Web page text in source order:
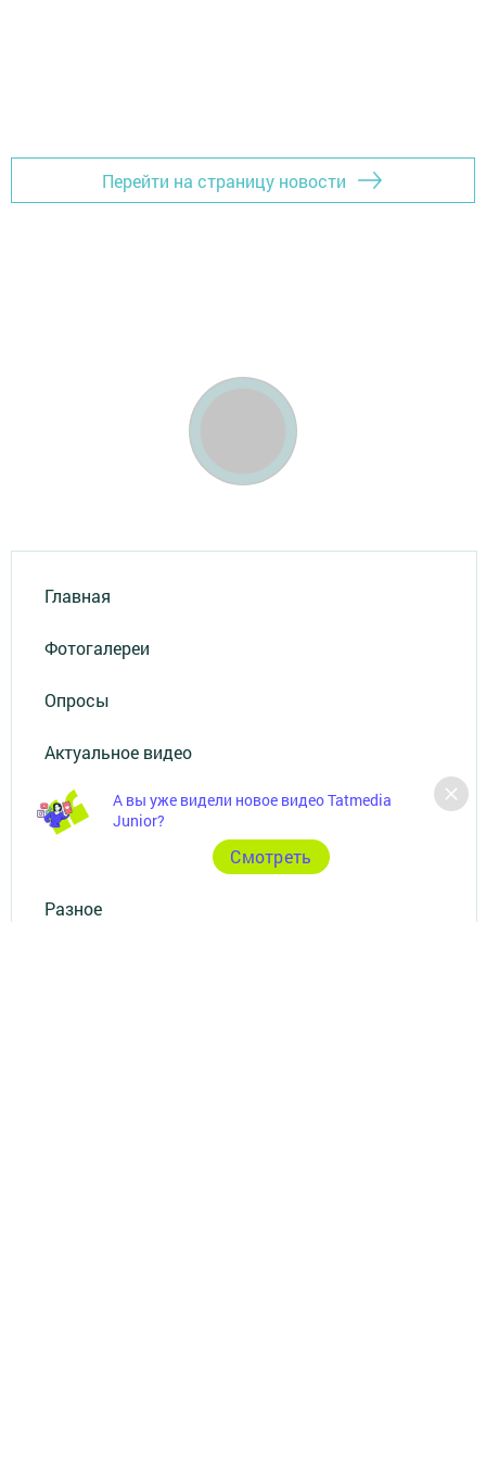
Перейти на страницу новости
Главная
Фотогалереи
Опросы
Актуальное видео
Видео
Разное
А вы уже видели новое видео Tatmedia
Junior?
Cмотреть